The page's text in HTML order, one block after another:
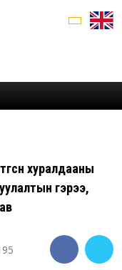
хуралдааны
гэрээ,